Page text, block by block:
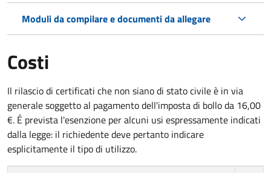
Moduli da compilare e documenti da allegare
Costi
Il rilascio di certificati che non siano di stato civile è in via
generale soggetto al pagamento dell'imposta di bollo da 16,00
€. É prevista l'esenzione per alcuni usi espressamente indicati
dalla legge: il richiedente deve pertanto indicare
esplicitamente il tipo di utilizzo.